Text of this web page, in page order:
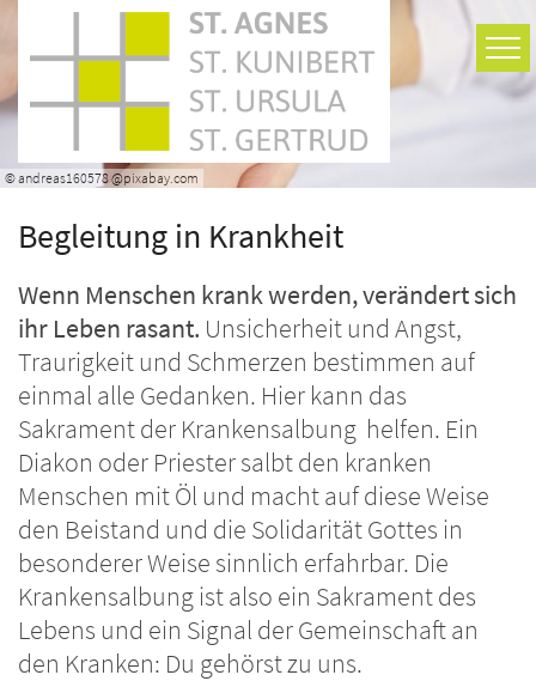
Zum Inhalt springen
© andreas160578 @pixabay.com
Begleitung in Krankheit
Wenn Menschen krank werden, verändert sich
ihr Leben rasant. Unsicherheit und Angst,
Traurigkeit und Schmerzen bestimmen auf
einmal alle Gedanken. Hier kann das
Sakrament der Krankensalbung helfen. Ein
Diakon oder Priester salbt den kranken
Menschen mit Öl und macht auf diese Weise
den Beistand und die Solidarität Gottes in
besonderer Weise sinnlich erfahrbar. Die
Krankensalbung ist also ein Sakrament des
Lebens und ein Signal der Gemeinschaft an
den Kranken: Du gehörst zu uns.